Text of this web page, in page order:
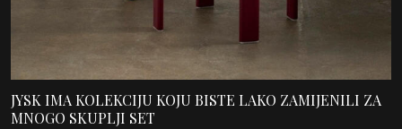
JYSK IMA KOLEKCIJU KOJU BISTE LAKO ZAMIJENILI ZA
MNOGO SKUPLJI SET